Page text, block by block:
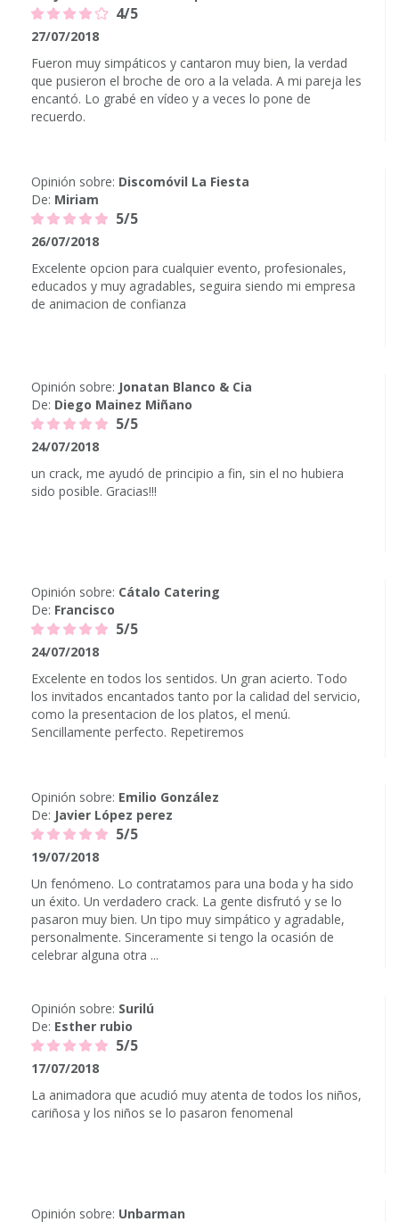
4/5
27/07/2018
Fueron muy simpáticos y cantaron muy bien, la verdad
que pusieron el broche de oro a la velada. A mi pareja les
encantó. Lo grabé en vídeo y a veces lo pone de
recuerdo.
Opinión sobre: Discomóvil La Fiesta
De: Miriam
5/5
26/07/2018
Excelente opcion para cualquier evento, profesionales,
educados y muy agradables, seguira siendo mi empresa
de animacion de confianza
Opinión sobre: Jonatan Blanco & Cia
De: Diego Mainez Miñano
5/5
24/07/2018
un crack, me ayudó de principio a fin, sin el no hubiera
sido posible. Gracias!!!
Opinión sobre: Cátalo Catering
De: Francisco
5/5
24/07/2018
Excelente en todos los sentidos. Un gran acierto. Todo
los invitados encantados tanto por la calidad del servicio,
como la presentacion de los platos, el menú.
Sencillamente perfecto. Repetiremos
Opinión sobre: Emilio González
De: Javier López perez
5/5
19/07/2018
Un fenómeno. Lo contratamos para una boda y ha sido
un éxito. Un verdadero crack. La gente disfrutó y se lo
pasaron muy bien. Un tipo muy simpático y agradable,
personalmente. Sinceramente si tengo la ocasión de
celebrar alguna otra ...
Opinión sobre: Surilú
De: Esther rubio
5/5
17/07/2018
La animadora que acudió muy atenta de todos los niños,
cariñosa y los niños se lo pasaron fenomenal
Opinión sobre: Unbarman